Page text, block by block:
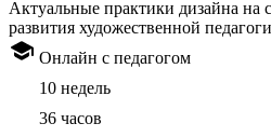
Актуальные практики дизайна на
развития художественной
Онлайн с педагогом
10 недель
36 часов